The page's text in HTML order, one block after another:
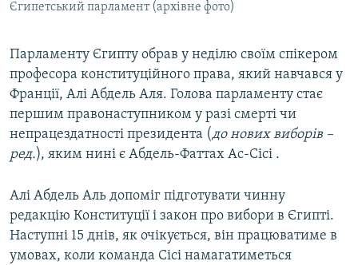
Усі сайти RFE/RL
Єгипетський парламент (архівне фото)
Парламенту Єгипту обрав у неділю своїм спікером
професора конституційного права, який навчався у
Франції, Алі Абдель Аля. Голова парламенту стає
першим правонаступником у разі смерті чи
непрацездатності президента (до нових виборів –
ред.), яким нині є Абдель-Фаттах Ас-Сісі .
Алі Абдель Аль допоміг підготувати чинну
редакцію Конституції і закон про вибори в Єгипті.
Наступні 15 днів, як очікується, він працюватиме в
умовах, коли команда Сісі намагатиметься